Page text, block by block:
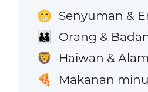
😁 Senyuman &
👪 Orang &
🦁 Haiwan &
🍕 Makanan